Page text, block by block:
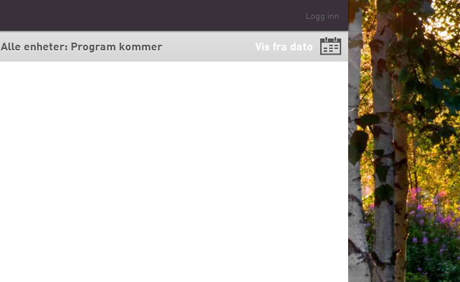
Logg inn
Alle enheter: Program kommer Vis fra dato